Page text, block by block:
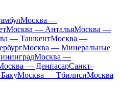
Москва —
Москва — АнтальяМосква —
— ТашкентМосква —
Москва — Минеральные
Москва —
— ДенпасарСанкт-
Москва — ТбилисиМосква